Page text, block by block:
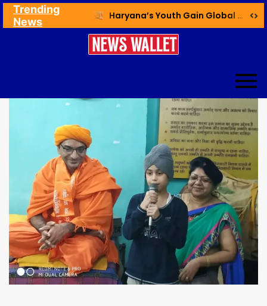
Trending
News
Haryana’s Youth Gain Global Healthcare Career Boost Through New Skilling Partnership